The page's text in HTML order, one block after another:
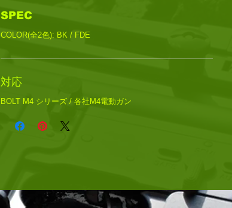
SPEC
COLOR(全2色): BK / FDE
対応
BOLT M4 シリーズ / 各社M4電動ガン